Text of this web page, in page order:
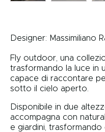
Designer: Massimiliano
Fly outdoor, una
trasformando la luce in
capace di raccontare
sotto il cielo aperto.
Disponibile in due
accompagna con
e giardini,